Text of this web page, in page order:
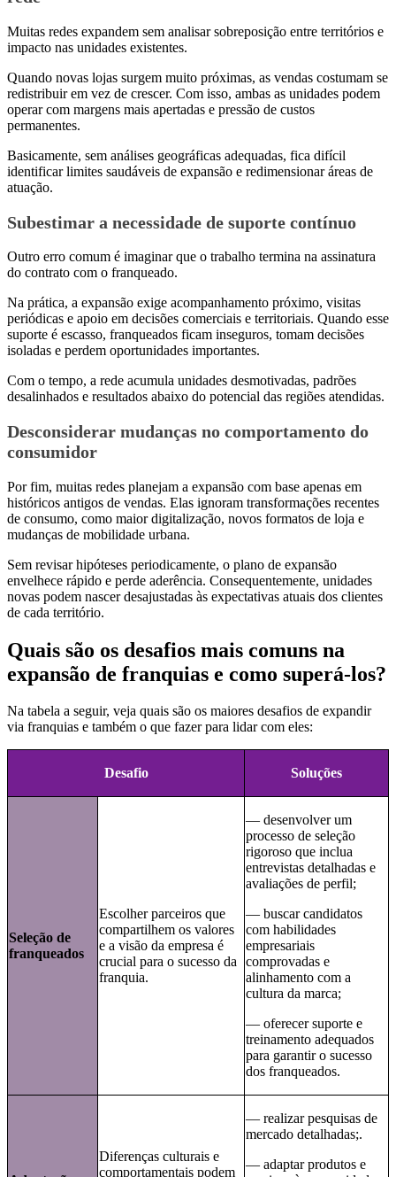
Muitas redes expandem sem analisar sobreposição entre territórios e
impacto nas unidades existentes.
Quando novas lojas surgem muito próximas, as vendas costumam se
redistribuir em vez de crescer. Com isso, ambas as unidades podem
operar com margens mais apertadas e pressão de custos
permanentes.
Basicamente, sem análises geográficas adequadas, fica difícil
identificar limites saudáveis de expansão e redimensionar áreas de
atuação.
Subestimar a necessidade de suporte contínuo
Outro erro comum é imaginar que o trabalho termina na assinatura
do contrato com o franqueado.
Na prática, a expansão exige acompanhamento próximo, visitas
periódicas e apoio em decisões comerciais e territoriais. Quando esse
suporte é escasso, franqueados ficam inseguros, tomam decisões
isoladas e perdem oportunidades importantes.
Com o tempo, a rede acumula unidades desmotivadas, padrões
desalinhados e resultados abaixo do potencial das regiões atendidas.
Desconsiderar mudanças no comportamento do
consumidor
Por fim, muitas redes planejam a expansão com base apenas em
históricos antigos de vendas. Elas ignoram transformações recentes
de consumo, como maior digitalização, novos formatos de loja e
mudanças de mobilidade urbana.
Sem revisar hipóteses periodicamente, o plano de expansão
envelhece rápido e perde aderência. Consequentemente, unidades
novas podem nascer desajustadas às expectativas atuais dos clientes
de cada território.
Quais são os desafios mais comuns na
expansão de franquias e como superá-los?
Na tabela a seguir, veja quais são os maiores desafios de expandir
via franquias e também o que fazer para lidar com eles:
Desafio Soluções
Seleção de
franqueados
Escolher parceiros que
compartilhem os valores
e a visão da empresa é
crucial para o sucesso da
franquia.
— desenvolver um
processo de seleção
rigoroso que inclua
entrevistas detalhadas e
avaliações de perfil;
— buscar candidatos
com habilidades
empresariais
comprovadas e
alinhamento com a
cultura da marca;
— oferecer suporte e
treinamento adequados
para garantir o sucesso
dos franqueados.
Diferenças culturais e
comportamentais podem
— realizar pesquisas de
mercado detalhadas;.
— adaptar produtos e